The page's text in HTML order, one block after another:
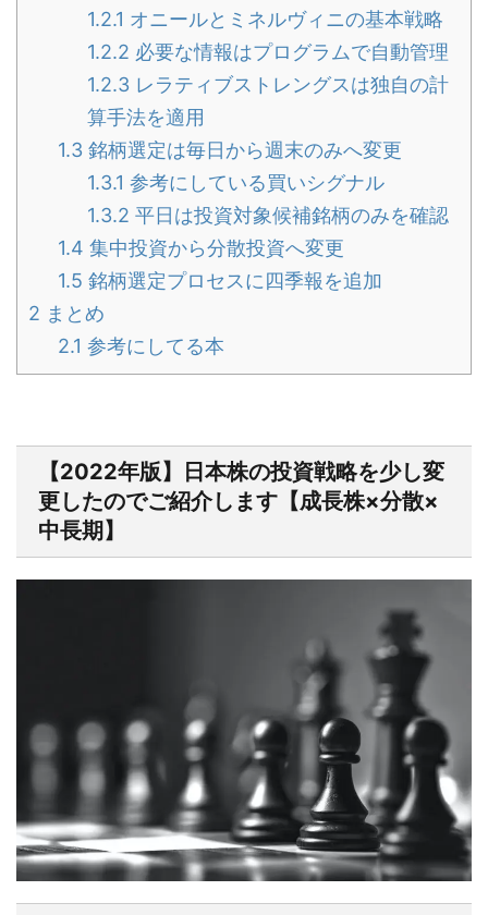
1.2.1 オニールとミネルヴィニの基本戦略
1.2.2 必要な情報はプログラムで自動管理
1.2.3 レラティブストレングスは独自の計
算手法を適用
1.3 銘柄選定は毎日から週末のみへ変更
1.3.1 参考にしている買いシグナル
1.3.2 平日は投資対象候補銘柄のみを確認
1.4 集中投資から分散投資へ変更
1.5 銘柄選定プロセスに四季報を追加
2 まとめ
2.1 参考にしてる本
【2022年版】日本株の投資戦略を少し変
更したのでご紹介します【成長株×分散×
中長期】